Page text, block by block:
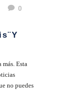
0
Esta
no puedes